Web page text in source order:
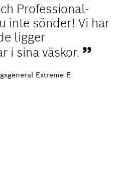
Professional-
inte sönder! Vi har
ligger
i sina väskor.
Extreme E